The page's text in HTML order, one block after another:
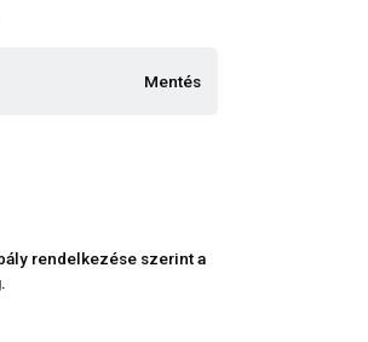
Mentés
rendelkezése szerint a